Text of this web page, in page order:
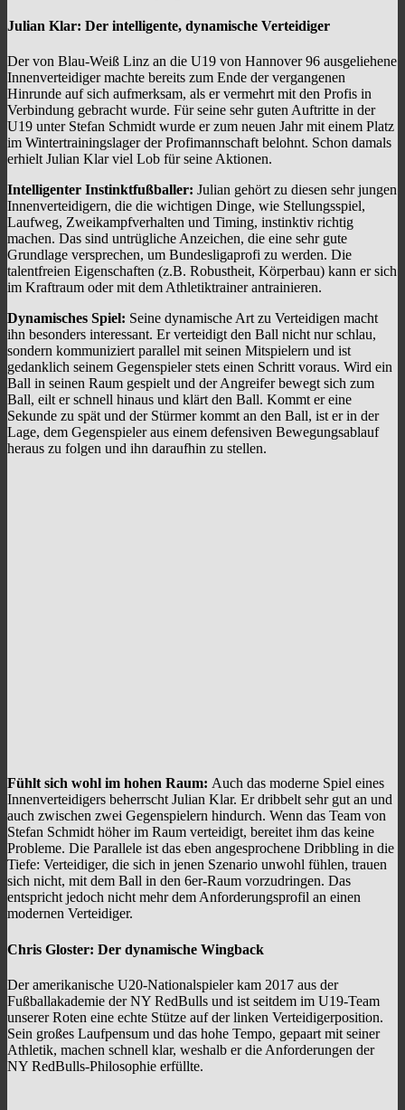
Julian Klar: Der intelligente, dynamische Verteidiger
Der von Blau-Weiß Linz an die U19 von Hannover 96 ausgeliehene
Innenverteidiger machte bereits zum Ende der vergangenen
Hinrunde auf sich aufmerksam, als er vermehrt mit den Profis in
Verbindung gebracht wurde. Für seine sehr guten Auftritte in der
U19 unter Stefan Schmidt wurde er zum neuen Jahr mit einem Platz
im Wintertrainingslager der Profimannschaft belohnt. Schon damals
erhielt Julian Klar viel Lob für seine Aktionen.
Intelligenter Instinktfußballer: Julian gehört zu diesen sehr jungen
Innenverteidigern, die die wichtigen Dinge, wie Stellungsspiel,
Laufweg, Zweikampfverhalten und Timing, instinktiv richtig
machen. Das sind untrügliche Anzeichen, die eine sehr gute
Grundlage versprechen, um Bundesligaprofi zu werden. Die
talentfreien Eigenschaften (z.B. Robustheit, Körperbau) kann er sich
im Kraftraum oder mit dem Athletiktrainer antrainieren.
Dynamisches Spiel: Seine dynamische Art zu Verteidigen macht
ihn besonders interessant. Er verteidigt den Ball nicht nur schlau,
sondern kommuniziert parallel mit seinen Mitspielern und ist
gedanklich seinem Gegenspieler stets einen Schritt voraus. Wird ein
Ball in seinen Raum gespielt und der Angreifer bewegt sich zum
Ball, eilt er schnell hinaus und klärt den Ball. Kommt er eine
Sekunde zu spät und der Stürmer kommt an den Ball, ist er in der
Lage, dem Gegenspieler aus einem defensiven Bewegungsablauf
heraus zu folgen und ihn daraufhin zu stellen.
Fühlt sich wohl im hohen Raum: Auch das moderne Spiel eines
Innenverteidigers beherrscht Julian Klar. Er dribbelt sehr gut an und
auch zwischen zwei Gegenspielern hindurch. Wenn das Team von
Stefan Schmidt höher im Raum verteidigt, bereitet ihm das keine
Probleme. Die Parallele ist das eben angesprochene Dribbling in die
Tiefe: Verteidiger, die sich in jenen Szenario unwohl fühlen, trauen
sich nicht, mit dem Ball in den 6er-Raum vorzudringen. Das
entspricht jedoch nicht mehr dem Anforderungsprofil an einen
modernen Verteidiger.
Chris Gloster: Der dynamische Wingback
Der amerikanische U20-Nationalspieler kam 2017 aus der
Fußballakademie der NY RedBulls und ist seitdem im U19-Team
unserer Roten eine echte Stütze auf der linken Verteidigerposition.
Sein großes Laufpensum und das hohe Tempo, gepaart mit seiner
Athletik, machen schnell klar, weshalb er die Anforderungen der
NY RedBulls-Philosophie erfüllte.